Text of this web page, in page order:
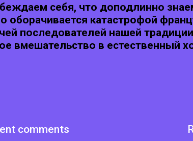
себя, что доподлинно
катастрофой
последователей нашей
вмешательство в естественный
comments